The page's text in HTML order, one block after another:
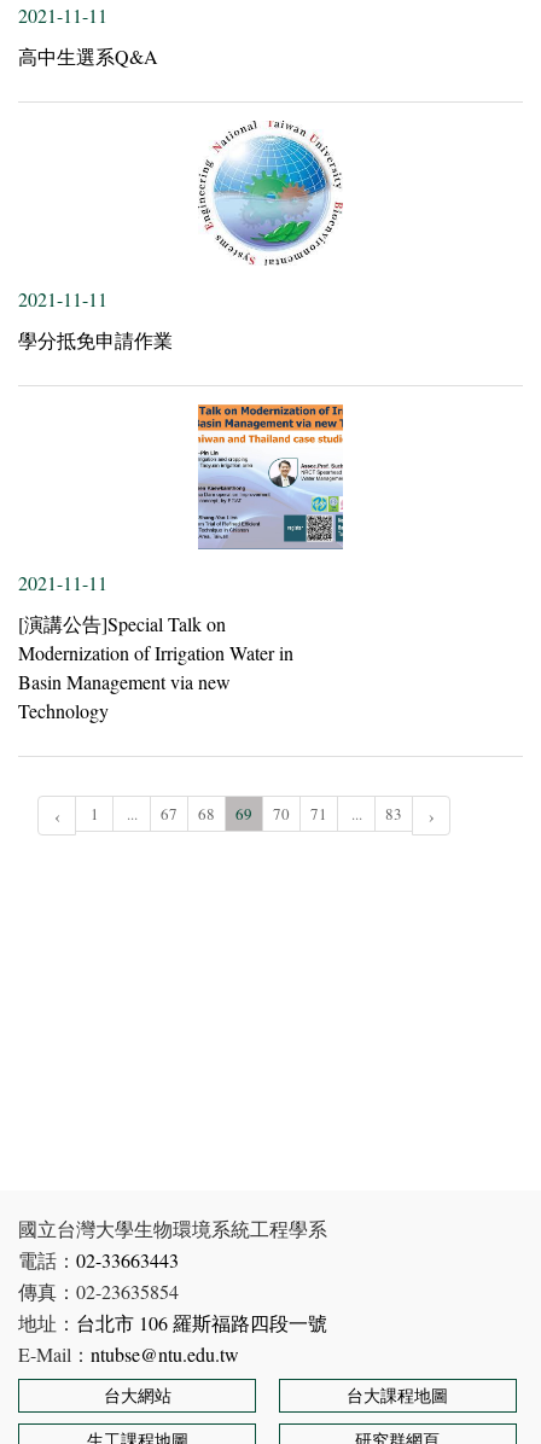
2021-11-11
高中生選系Q&A
2021-11-11
學分抵免申請作業
2021-11-11
[演講公告]Special Talk on
Modernization of Irrigation Water in
Basin Management via new
Technology
‹ 1 ... 67 68 69 70 71 ... 83 ›
國立台灣大學生物環境系統工程學系
電話： 02-33663443
傳真：02-23635854
地址： 台北市 106 羅斯福路四段一號
E-Mail： ntubse@ntu.edu.tw
台大網站
台大課程地圖